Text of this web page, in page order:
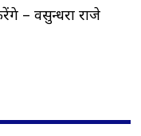
– वसुन्धरा राजे